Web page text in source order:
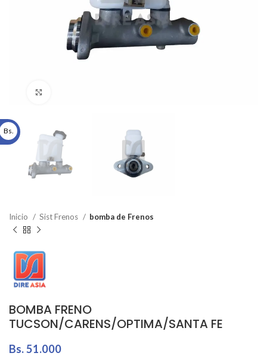
Inicio Sist Frenos bomba de Frenos
BOMBA FRENO
TUCSON/CARENS/OPTIMA/SANTA FE
Bs.51.000
Bs.